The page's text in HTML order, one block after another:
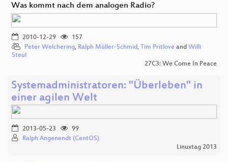
Was kommt nach dem analogen Radio?
2010-12-29
157
Peter Welchering, Ralph Müller-Schmid, Tim Pritlove and Willi
Steul
27C3: We Come In Peace
Systemadministratoren: "Überleben" in
einer agilen Welt
2013-05-23
99
Ralph Angenendt (CentOS)
Linuxtag 2013